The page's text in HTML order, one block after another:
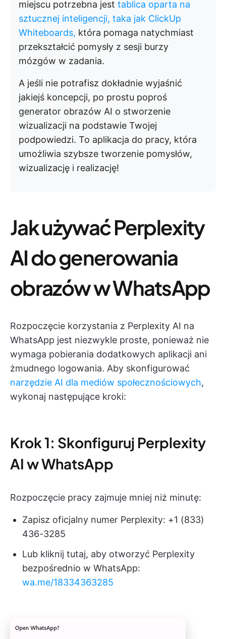
miejscu potrzebna jest tablica oparta na
sztucznej inteligencji, taka jak ClickUp
Whiteboards, która pomaga natychmiast
przekształcić pomysły z sesji burzy
mózgów w zadania.
A jeśli nie potrafisz dokładnie wyjaśnić
jakiejś koncepcji, po prostu poproś
generator obrazów AI o stworzenie
wizualizacji na podstawie Twojej
podpowiedzi. To aplikacja do pracy, która
umożliwia szybsze tworzenie pomysłów,
wizualizację i realizację!
Jak używać Perplexity
AI do generowania
obrazów w WhatsApp
Rozpoczęcie korzystania z Perplexity AI na
WhatsApp jest niezwykle proste, ponieważ nie
wymaga pobierania dodatkowych aplikacji ani
żmudnego logowania. Aby skonfigurować
narzędzie AI dla mediów społecznościowych,
wykonaj następujące kroki:
Krok 1: Skonfiguruj Perplexity
AI w WhatsApp
Rozpoczęcie pracy zajmuje mniej niż minutę:
Zapisz oficjalny numer Perplexity: +1 (833)
436-3285
Lub kliknij tutaj, aby otworzyć Perplexity
bezpośrednio w WhatsApp:
wa.me/18334363285